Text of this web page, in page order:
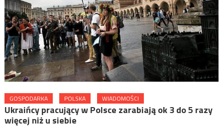
GOSPODARKA POLSKA WIADOMOŚCI
Ukraińcy pracujący w Polsce zarabiają ok 3 do 5 razy
więcej niż u siebie